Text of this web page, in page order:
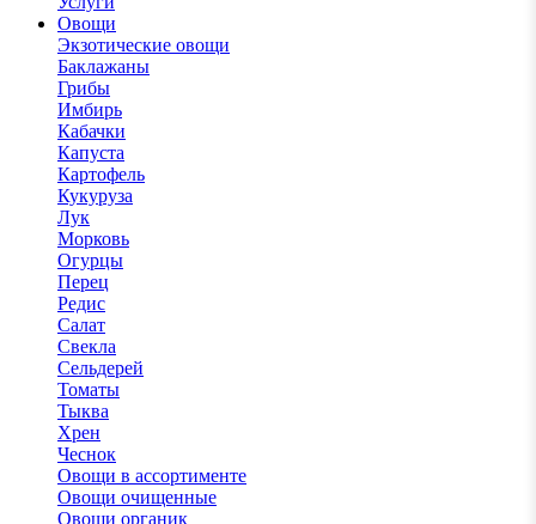
Овощи
Экзотические овощи
Баклажаны
Грибы
Имбирь
Кабачки
Капуста
Картофель
Кукуруза
Лук
Морковь
Огурцы
Перец
Редис
Салат
Свекла
Сельдерей
Томаты
Тыква
Хрен
Чеснок
Овощи в ассортименте
Овощи очищенные
Овощи органик